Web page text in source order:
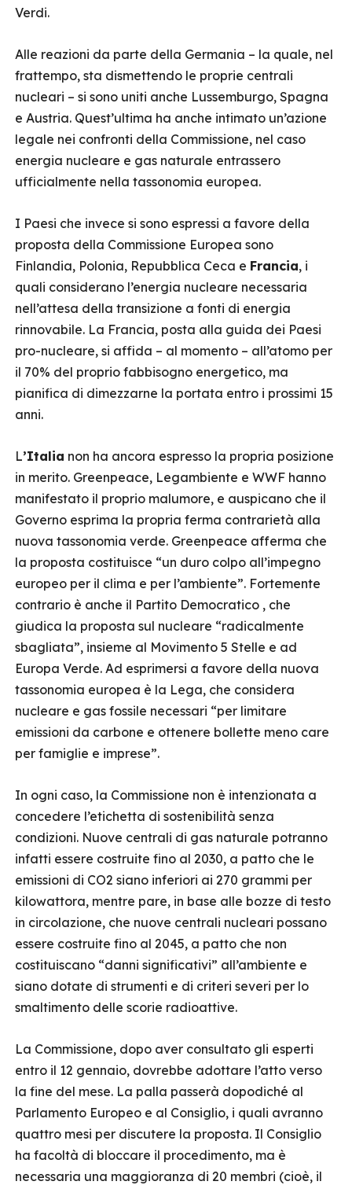
Verdi.
Alle reazioni da parte della Germania – la quale, nel
frattempo, sta dismettendo le proprie centrali
nucleari – si sono uniti anche Lussemburgo, Spagna
e Austria. Quest’ultima ha anche intimato un’azione
legale nei confronti della Commissione, nel caso
energia nucleare e gas naturale entrassero
ufficialmente nella tassonomia europea.
I Paesi che invece si sono espressi a favore della
proposta della Commissione Europea sono
Finlandia, Polonia, Repubblica Ceca e Francia, i
quali considerano l’energia nucleare necessaria
nell’attesa della transizione a fonti di energia
rinnovabile. La Francia, posta alla guida dei Paesi
pro-nucleare, si affida – al momento – all’atomo per
il 70% del proprio fabbisogno energetico, ma
pianifica di dimezzarne la portata entro i prossimi 15
anni.
L’Italia non ha ancora espresso la propria posizione
in merito. Greenpeace, Legambiente e WWF hanno
manifestato il proprio malumore, e auspicano che il
Governo esprima la propria ferma contrarietà alla
nuova tassonomia verde. Greenpeace afferma che
la proposta costituisce “un duro colpo all’impegno
europeo per il clima e per l’ambiente”. Fortemente
contrario è anche il Partito Democratico , che
giudica la proposta sul nucleare “radicalmente
sbagliata”, insieme al Movimento 5 Stelle e ad
Europa Verde. Ad esprimersi a favore della nuova
tassonomia europea è la Lega, che considera
nucleare e gas fossile necessari “per limitare
emissioni da carbone e ottenere bollette meno care
per famiglie e imprese”.
In ogni caso, la Commissione non è intenzionata a
concedere l’etichetta di sostenibilità senza
condizioni. Nuove centrali di gas naturale potranno
infatti essere costruite fino al 2030, a patto che le
emissioni di CO2 siano inferiori ai 270 grammi per
kilowattora, mentre pare, in base alle bozze di testo
in circolazione, che nuove centrali nucleari possano
essere costruite fino al 2045, a patto che non
costituiscano “danni significativi” all’ambiente e
siano dotate di strumenti e di criteri severi per lo
smaltimento delle scorie radioattive.
La Commissione, dopo aver consultato gli esperti
entro il 12 gennaio, dovrebbe adottare l’atto verso
la fine del mese. La palla passerà dopodiché al
Parlamento Europeo e al Consiglio, i quali avranno
quattro mesi per discutere la proposta. Il Consiglio
ha facoltà di bloccare il procedimento, ma è
necessaria una maggioranza di 20 membri (cioè, il